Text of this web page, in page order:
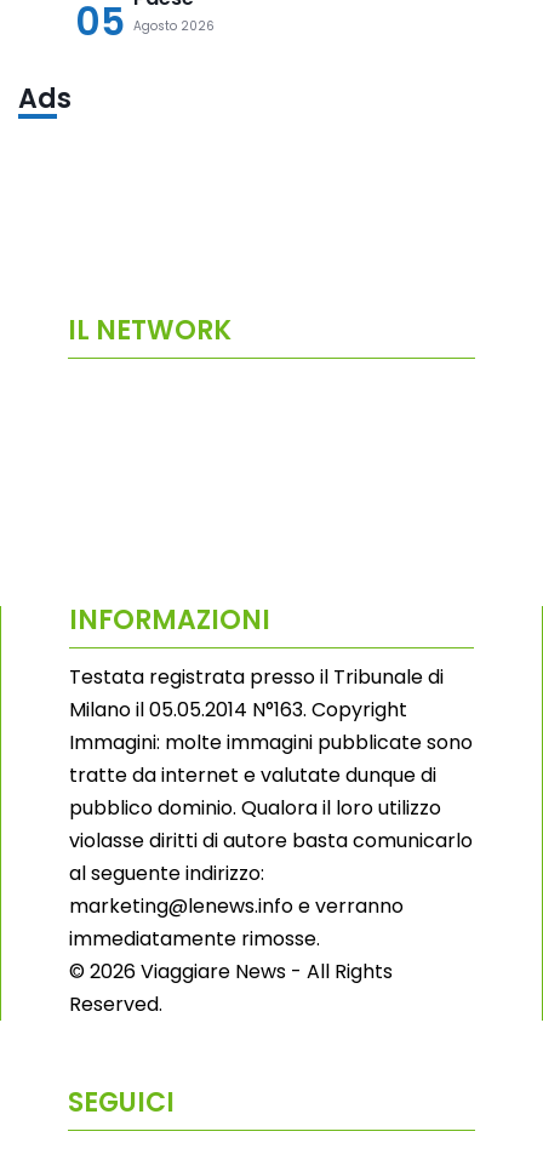
05 Agosto 2026
Ads
IL NETWORK
INFORMAZIONI
Testata registrata presso il Tribunale di
Milano il 05.05.2014 N°163. Copyright
Immagini: molte immagini pubblicate sono
tratte da internet e valutate dunque di
pubblico dominio. Qualora il loro utilizzo
violasse diritti di autore basta comunicarlo
al seguente indirizzo:
marketing@lenews.info e verranno
immediatamente rimosse.
© 2026 Viaggiare News - All Rights
Reserved.
SEGUICI